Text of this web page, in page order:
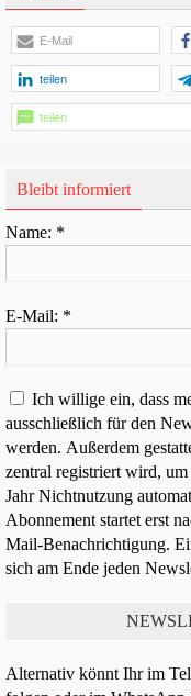
E-Mail
teilen
teilen
Bleibt informiert
Name: *
E-Mail: *
Ich willige ein, dass
ausschließlich für den
werden. Außerdem
zentral registriert wird,
Jahr Nichtnutzung
Abonnement startet erst
Mail-Benachrichtigung.
sich am Ende jeden
Alternativ könnt Ihr im